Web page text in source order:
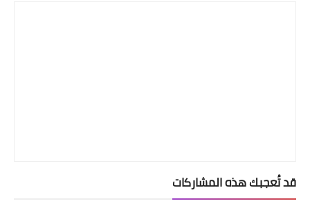
قد تُعجبك هذه المشاركات